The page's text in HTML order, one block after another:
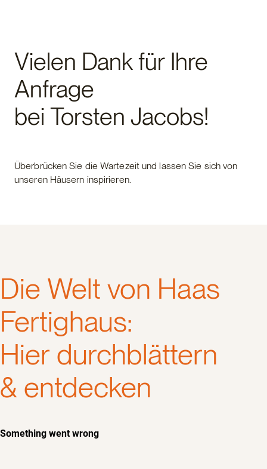
Vielen Dank für Ihre
Anfrage
bei Torsten Jacobs!
Überbrücken Sie die Wartezeit und lassen Sie sich von
unseren Häusern inspirieren.
Die Welt von Haas
Fertighaus:
Hier durchblättern
& entdecken